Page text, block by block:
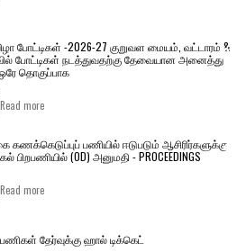
போட்டிகள் -2026-27 குறுவள மையம், வட்டாரம் &
போட்டிகள் நடத்துவதற்கு தேவையான அனைத்து
தொகுப்பாக
Read more
பணியில் ஈடுபடும் ஆசிரிர்களுக்கு
பிறபணியில் (OD) அனுமதி - PROCEEDINGS
Read more
தேர்வுக்கு ஹால் ​டிக்கெட்